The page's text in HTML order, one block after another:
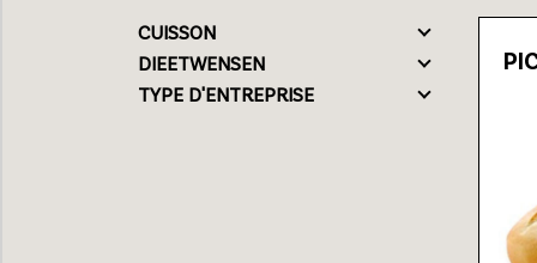
CUISSON
DIEETWENSEN
TYPE D'ENTREPRISE